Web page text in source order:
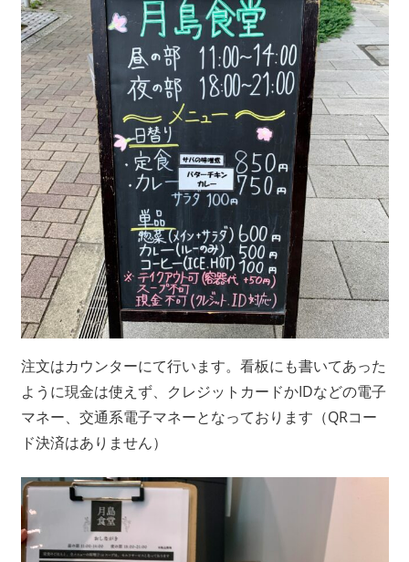
注文はカウンターにて行います。看板にも書いてあった
ように現金は使えず、クレジットカードかIDなどの電子
マネー、交通系電子マネーとなっております（QRコー
ド決済はありません）